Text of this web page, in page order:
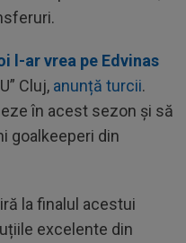
l-ar vrea pe Edvinas
Cluj, anunță turcii.
în acest sezon și să
goalkeeperi din
la finalul acestui
excelente din